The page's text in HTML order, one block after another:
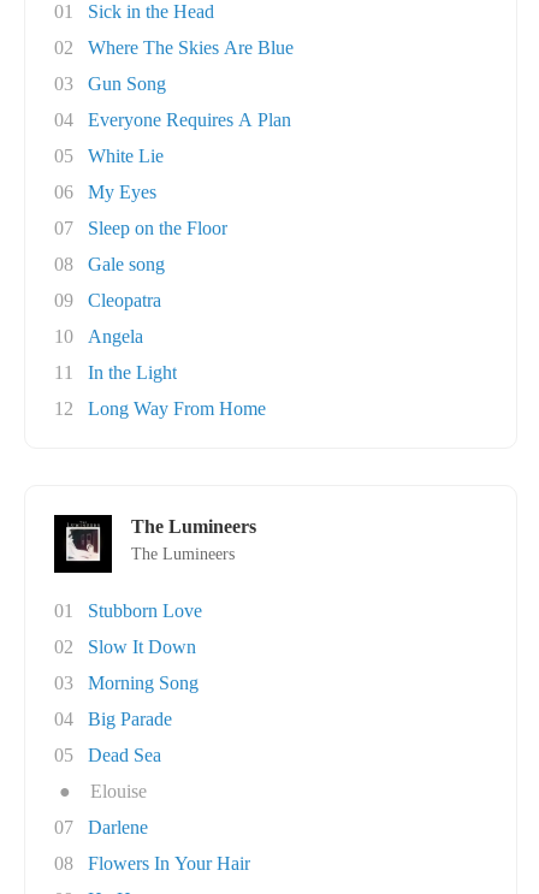
01
Sick in the Head
02
Where The Skies Are Blue
03
Gun Song
04
Everyone Requires A Plan
05
White Lie
06
My Eyes
07
Sleep on the Floor
08
Gale song
09
Cleopatra
10
Angela
11
In the Light
12
Long Way From Home
The Lumineers
The Lumineers
01
Stubborn Love
02
Slow It Down
03
Morning Song
04
Big Parade
05
Dead Sea
●
Elouise
07
Darlene
08
Flowers In Your Hair